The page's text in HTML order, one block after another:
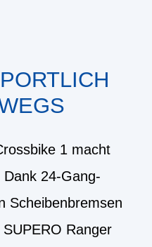
1 macht
24-Gang-
Scheibenbremsen
Ranger